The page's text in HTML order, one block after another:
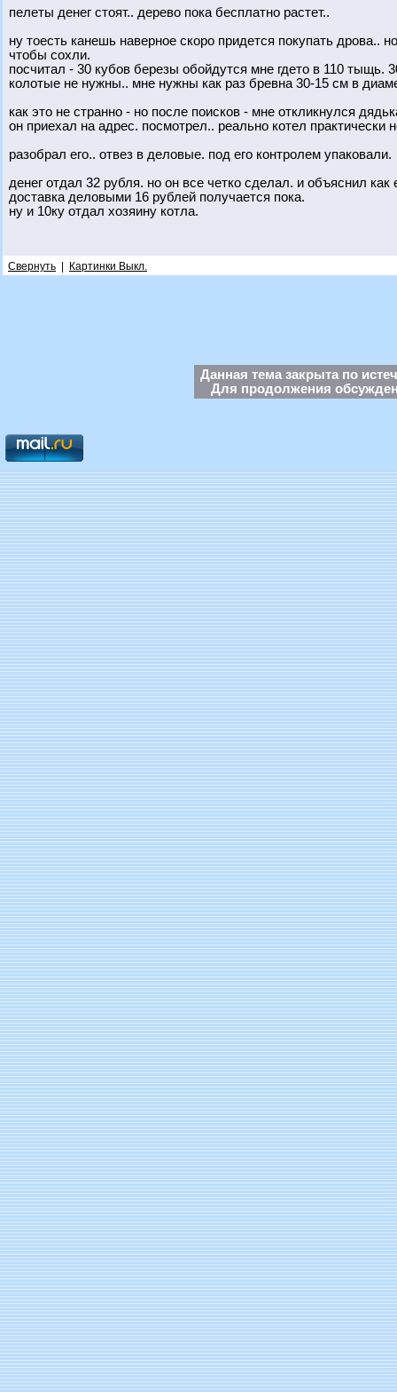
пелеты денег стоят.. дерево пока бесплатно растет..
ну тоесть канешь наверное скоро придется покупать дрова..
чтобы сохли.
посчитал - 30 кубов березы обойдутся мне гдето в 110 тыщь.
колотые не нужны.. мне нужны как раз бревна 30-15 см в
как это не странно - но после поисков - мне откликнулся
он приехал на адрес. посмотрел.. реально котел практически
разобрал его.. отвез в деловые. под его контролем упаковали.
денег отдал 32 рубля. но он все четко сделал. и объяснил как
доставка деловыми 16 рублей получается пока.
ну и 10ку отдал хозяину котла.
Свернуть Картинки Выкл.
Данная тема закрыта по
Для продолжения